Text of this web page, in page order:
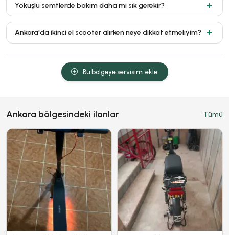
Yokuşlu semtlerde bakım daha mı sık gerekir?
Ankara'da ikinci el scooter alırken neye dikkat etmeliyim?
Bu bölgeye servisimi ekle
Ankara bölgesindeki ilanlar Tümü